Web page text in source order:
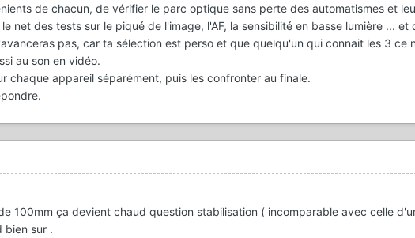
de chacun, de vérifier le parc optique sans perte des automatismes et
net des tests sur le piqué de l'image, l'AF, la sensibilité en basse lumière ... et
pas, car ta sélection est perso et que quelqu'un qui connait les 3 ce
au son en vidéo.
chaque appareil séparément, puis les confronter au finale.
100mm ça devient chaud question stabilisation ( incomparable avec celle
bien sur .